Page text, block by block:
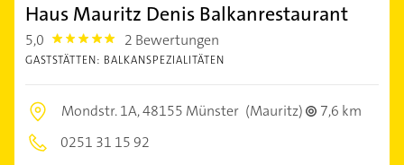
Haus Mauritz Denis Balkanrestaurant
5,0 5.0 2 Bewertungen
GASTSTÄTTEN: BALKANSPEZIALITÄTEN
Mondstr. 1A,48155 Münster (Mauritz)
7,6 km
0251 31 15 92